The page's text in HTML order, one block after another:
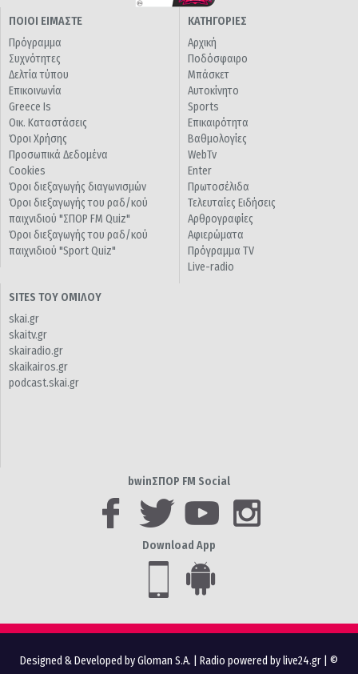
ΠΟΙΟΙ ΕΙΜΑΣΤΕ
Πρόγραμμα
Συχνότητες
Δελτία τύπου
Επικοινωνία
Greece Is
Οικ. Καταστάσεις
Όροι Χρήσης
Προσωπικά Δεδομένα
Cookies
Όροι διεξαγωγής διαγωνισμών
Όροι διεξαγωγής του ραδ/κού
παιχνιδιού "ΣΠΟΡ FM Quiz"
Όροι διεξαγωγής του ραδ/κού
παιχνιδιού "Sport Quiz"
ΚΑΤΗΓΟΡΙΕΣ
Αρχική
Ποδόσφαιρο
Μπάσκετ
Αυτοκίνητο
Sports
Επικαιρότητα
Βαθμολογίες
WebTv
Enter
Πρωτοσέλιδα
Τελευταίες Ειδήσεις
Αρθρογραφίες
Αφιερώματα
Πρόγραμμα TV
Live-radio
SITES ΤΟΥ ΟΜΙΛΟΥ
skai.gr
skaitv.gr
skairadio.gr
skaikairos.gr
podcast.skai.gr
bwinΣΠΟΡ FM Social
Download App
Designed & Developed by Gloman S.A. Radio powered by live24.gr | ©